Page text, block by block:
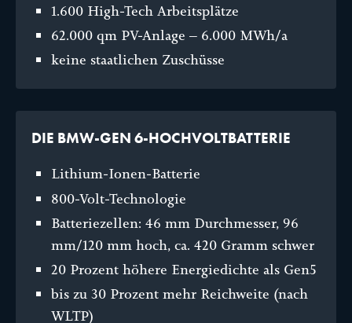
1.600 High-Tech Arbeitsplätze
62.000 qm PV-Anlage – 6.000 MWh/a
keine staatlichen Zuschüsse
DIE BMW-GEN 6-HOCHVOLTBATTERIE
Lithium-Ionen-Batterie
800-Volt-Technologie
Batteriezellen: 46 mm Durchmesser, 96
mm/120 mm hoch, ca. 420 Gramm schwer
20 Prozent höhere Energiedichte als Gen5
bis zu 30 Prozent mehr Reichweite (nach
WLTP)